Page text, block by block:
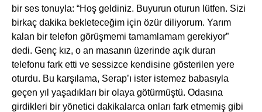
bir ses tonuyla: “Hoş geldiniz. Buyurun oturun lütfen. Sizi
birkaç dakika bekleteceğim için özür diliyorum. Yarım
kalan bir telefon görüşmemi tamamlamam gerekiyor”
dedi. Genç kız, o an masanın üzerinde açık duran
telefonu fark etti ve sessizce kendisine gösterilen yere
oturdu. Bu karşılama, Serap’ı ister istemez babasıyla
geçen yıl yaşadıkları bir olaya götürmüştü. Odasına
girdikleri bir yönetici dakikalarca onları fark etmemiş gibi